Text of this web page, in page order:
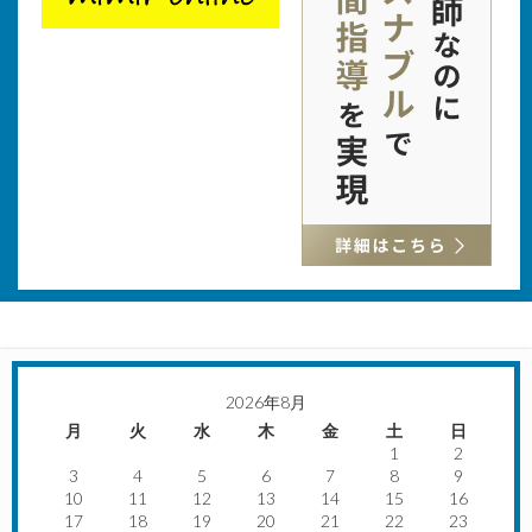
2026年8月
月
火 水 木 金 土
日
1
2
3
4 5 6 7 8
9
10
11 12 13 14 15
16
17
18 19 20 21 22
23